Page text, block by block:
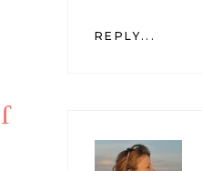
REPLY...